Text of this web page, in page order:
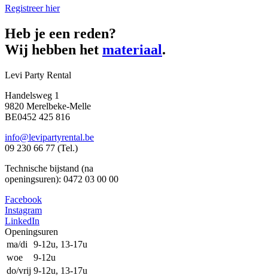
Registreer hier
Heb je een reden?
Wij hebben het materiaal.
Levi Party Rental
Handelsweg 1
9820 Merelbeke-Melle
BE0452 425 816
info@levipartyrental.be
09 230 66 77 (Tel.)
Technische bijstand (na
openingsuren): 0472 03 00 00
Facebook
Instagram
LinkedIn
Openingsuren
ma/di
9-12u, 13-17u
woe
9-12u
do/vrij 9-12u, 13-17u